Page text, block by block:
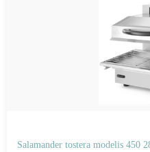
Salamander tostera modelis 450